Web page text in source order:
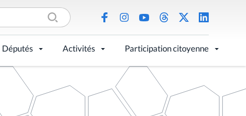
Députés Activités Participation citoyenne